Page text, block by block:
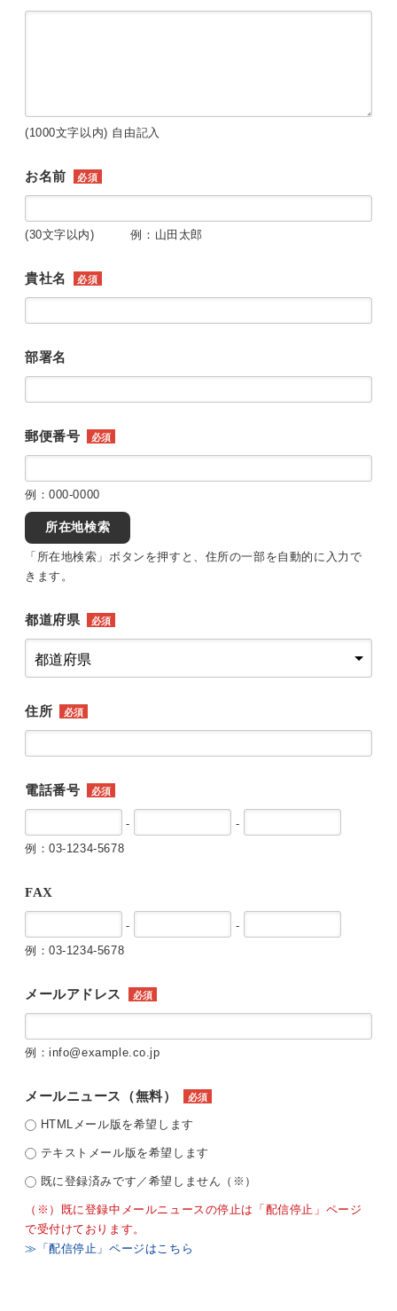
(1000文字以内) 自由記入
お名前 必須
(30文字以内) 例：山田太郎
貴社名 必須
部署名
郵便番号 必須
例：000-0000
所在地検索
「所在地検索」ボタンを押すと、住所の一部を自動的に入力で
きます。
都道府県 必須
住所 必須
電話番号 必須
-
-
例：03-1234-5678
FAX
-
-
例：03-1234-5678
メールアドレス 必須
例：info@example.co.jp
メールニュース（無料） 必須
HTMLメール版を希望します
テキストメール版を希望します
既に登録済みです／希望しません（※）
（※）既に登録中メールニュースの停止は「配信停止」ページ
で受付けております。
≫「配信停止」ページはこちら